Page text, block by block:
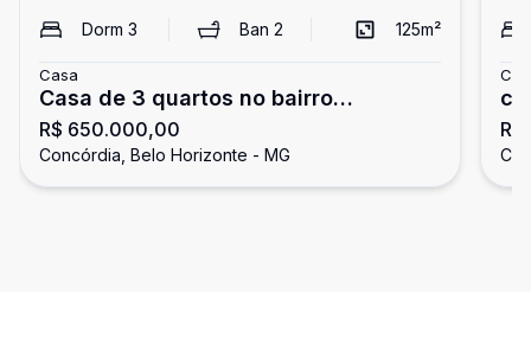
Dorm 3 Ban2 125m²
Casa
Casa de 3 quartos no bairro
Concórdia
R$ 650.000,00
Concórdia, Belo Horizonte - MG